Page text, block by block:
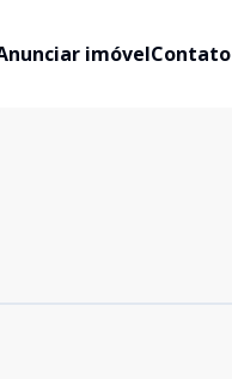
imóvelContato